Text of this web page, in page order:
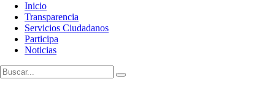
Inicio
Transparencia
Servicios Ciudadanos
Participa
Noticias